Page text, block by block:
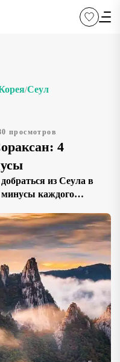
/Сеул
просмотров
4
из Сеула в
каждого
экскурсионных
об удобстве
автомобиле.
транспорт в
времени и личных […]